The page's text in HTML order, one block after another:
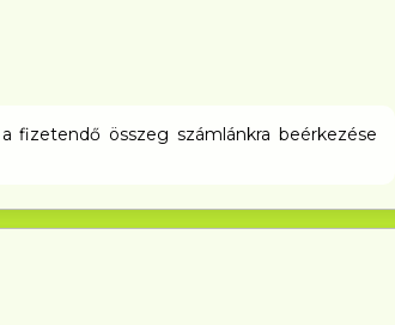
fizetendő összeg számlánkra beérkezése